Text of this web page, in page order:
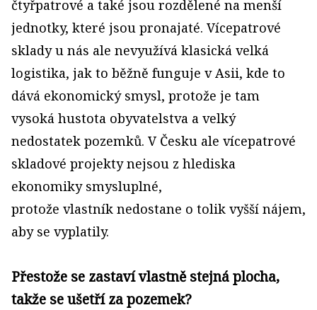
čtyřpatrové a také jsou rozdělené na menší
jednotky, které jsou pronajaté. Vícepatrové
sklady u nás ale nevyužívá klasická velká
logistika, jak to běžně funguje v Asii, kde to
dává ekonomický smysl, protože je tam
vysoká hustota obyvatelstva a velký
nedostatek pozemků. V Česku ale vícepatrové
skladové projekty nejsou z hlediska
ekonomiky smysluplné,
protože vlastník nedostane o tolik vyšší nájem,
aby se vyplatily.
Přestože se zastaví vlastně stejná plocha,
takže se ušetří za pozemek?